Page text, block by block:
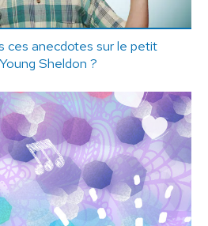
ces anecdotes sur le petit
Sheldon ?